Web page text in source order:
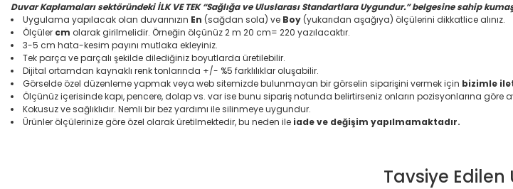
Duvar Kaplamaları sektöründeki İLK VE TEK “Sağlığa ve Uluslarası Standartlara Uygundur.” belgesine sahip
Uygulama yapılacak olan duvarınızın En (sağdan sola) ve Boy (yukarıdan aşağıya) ölçülerini dikkatlice alınız.
Ölçüler cm olarak girilmelidir. Örneğin ölçünüz 2 m 20 cm= 220 yazılacaktır.
3-5 cm hata-kesim payını mutlaka ekleyiniz.
Tek parça ve parçalı şekilde dilediğiniz boyutlarda üretilebilir.
Dijital ortamdan kaynaklı renk tonlarında +/- %5 farklılıklar oluşabilir.
Görselde özel düzenleme yapmak veya web sitemizde bulunmayan bir görselin siparişini vermek için bizimle
Ölçünüz içerisinde kapı, pencere, dolap vs. var ise bunu sipariş notunda belirtirseniz onların pozisyonlarına göre
Kokusuz ve sağlıklıdır. Nemli bir bez yardımı ile silinmeye uygundur.
Ürünler ölçülerinize göre özel olarak üretilmektedir, bu neden ile iade ve değişim yapılmamaktadır.
Bu ürünün fiyat bilgisi, resim, ürün açıklamalarında ve diğer konularda yetersiz gördüğünüz noktaları öneri
Tavsiye Edilen